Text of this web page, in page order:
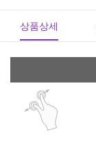
상품상세